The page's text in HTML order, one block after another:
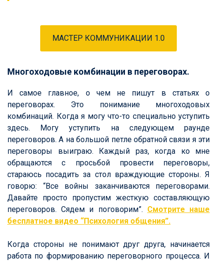
МАСТЕР КОММУНИКАЦИИ 1.0
Многоходовые комбинации в переговорах.
И самое главное, о чем не пишут в статьях о
переговорах. Это понимание многоходовых
комбинаций. Когда я могу что-то специально уступить
здесь. Могу уступить на следующем раунде
переговоров. А на большой петле обратной связи я эти
переговоры выиграю. Каждый раз, когда ко мне
обращаются с просьбой провести переговоры,
стараюсь посадить за стол враждующие стороны. Я
говорю: “Все войны заканчиваются переговорами.
Давайте просто пропустим жесткую составляющую
переговоров. Сядем и поговорим”. Смотрите наше
бесплатное видео “Психология общения”.
Когда стороны не понимают друг друга, начинается
работа по формированию переговорного процесса. И